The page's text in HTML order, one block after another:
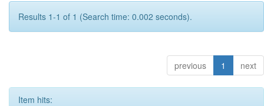
Results 1-1 of 1 (Search time: 0.002 seconds).
previous 1 next
Item hits: